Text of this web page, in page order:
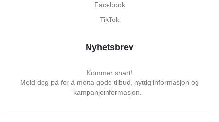
Facebook
TikTok
Nyhetsbrev
Kommer snart!
Meld deg på for å motta gode tilbud, nyttig informasjon og
kampanjeinformasjon.